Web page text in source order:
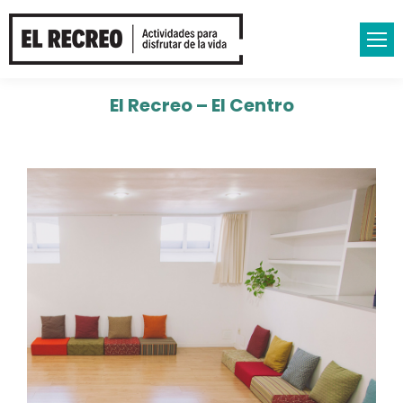
El Recreo – El Centro